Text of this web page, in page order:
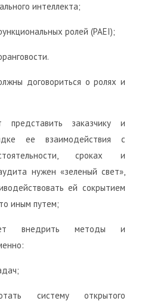
интеллекта;
ролей (PAEI);
договориться о ролях и
представить заказчику и
ее взаимодействия с
сроках и
нужен «зеленый свет»,
ей сокрытием
иным путем;
внедрить методы и
систему открытого